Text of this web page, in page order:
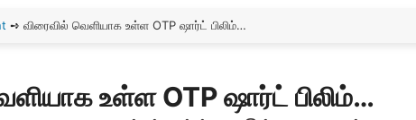
➺ விரைவில் வெளியாக உள்ள OTP ஷார்ட் பிலிம்…
உள்ள OTP ஷார்ட் பிலிம்…